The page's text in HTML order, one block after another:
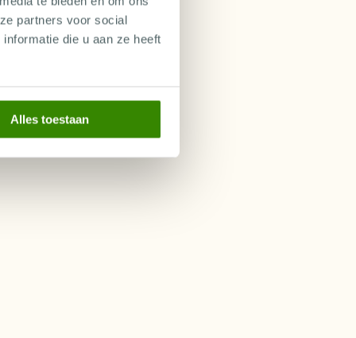
partners voor social
die u aan ze heeft
Alles toestaan